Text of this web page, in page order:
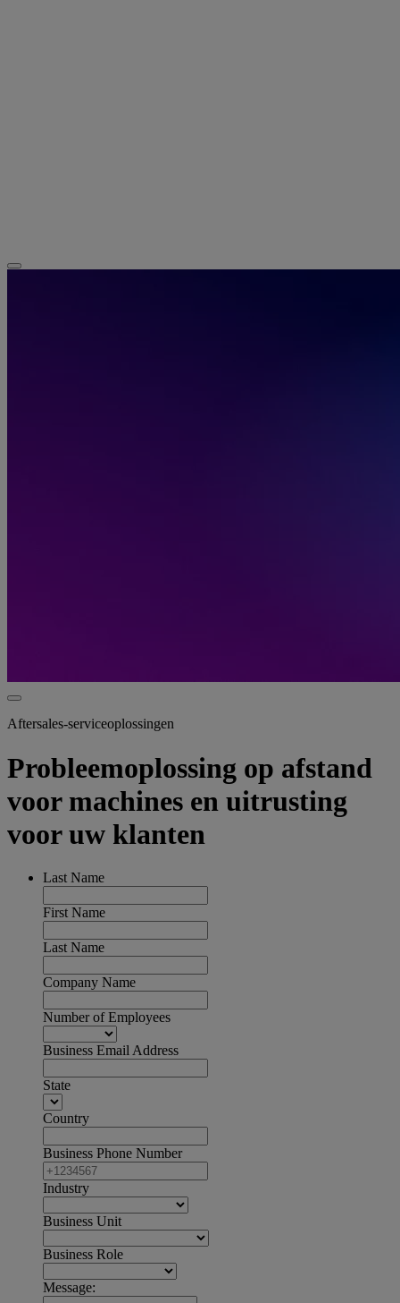
Aftersales-serviceoplossingen
Probleemoplossing op afstand
voor machines en uitrusting
voor uw klanten
Last Name
First Name
Last Name
Company Name
Number of Employees
Business Email Address
State
Country
Business Phone Number
Industry
Business Unit
Business Role
Message: